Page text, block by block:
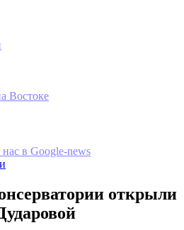
Востоке
в Google-news
открыли